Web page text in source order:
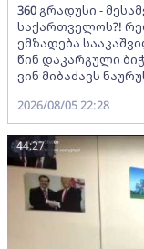
360 გრადუსი -
საქართველოს?!
ემზადება
წინ დაკარგული
ვინ მიბაძავს
2026/08/05 22:28
44:27